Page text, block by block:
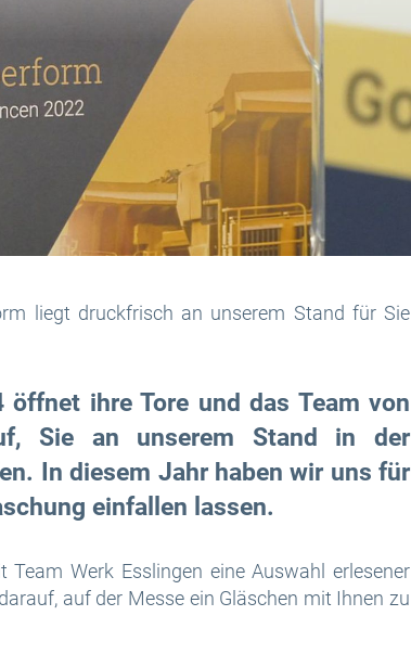
liegt druckfrisch an unserem Stand für Sie
ihre Tore und das Team von
Sie an unserem Stand in der
In diesem Jahr haben wir uns für
einfallen lassen.
Werk Esslingen eine Auswahl erlesener
auf der Messe ein Gläschen mit Ihnen zu